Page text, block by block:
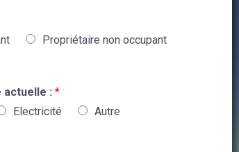
Propriétaire non occupant
actuelle : *
Electricité Autre